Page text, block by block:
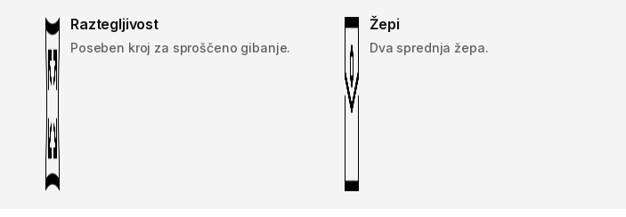
Raztegljivost
Poseben kroj za sproščeno gibanje.
Žepi
Dva sprednja žepa.